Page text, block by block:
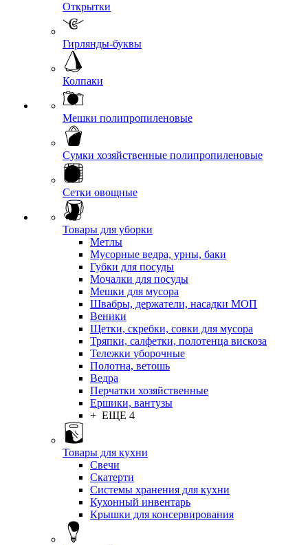
Открытки
Гирлянды-буквы
Колпаки
Мешки полипропиленовые
Сумки хозяйственные полипропиленовые
Сетки овощные
Товары для уборки
Метлы
Мусорные ведра, урны, баки
Губки для посуды
Мочалки для посуды
Мешки для мусора
Швабры, держатели, насадки МОП
Веники
Щетки, скребки, совки для мусора
Тряпки, салфетки, полотенца вискоза
Тележки уборочные
Полотна, ветошь
Ведра
Перчатки хозяйственные
Ершики, вантузы
+ ЕЩЕ 4
Товары для кухни
Свечи
Скатерти
Системы хранения для кухни
Кухонный инвентарь
Крышки для консервирования